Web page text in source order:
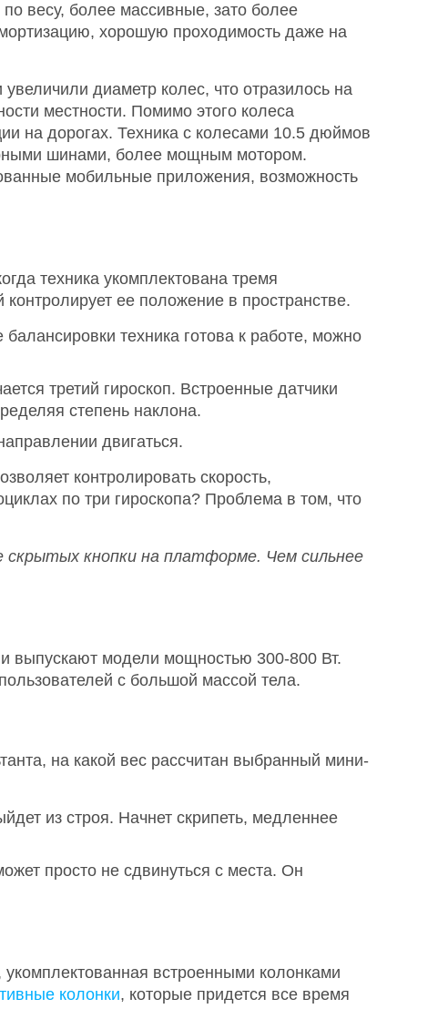
весу, более массивные, зато более
хорошую проходимость даже на
диаметр колес, что отразилось на
местности. Помимо этого колеса
на дорогах. Техника с колесами 10.5 дюймов
шинами, более мощным мотором.
мобильные приложения, возможность
техника укомплектована тремя
ее положение в пространстве.
техника готова к работе, можно
третий гироскоп. Встроенные датчики
степень наклона.
двигаться.
контролировать скорость,
по три гироскопа? Проблема в том, что
скрытых кнопки на платформе. Чем сильнее
выпускают модели мощностью 300-800 Вт.
с большой массой тела.
на какой вес рассчитан выбранный мини-
из строя. Начнет скрипеть, медленнее
просто не сдвинуться с места. Он
встроенными колонками
колонки, которые придется все время